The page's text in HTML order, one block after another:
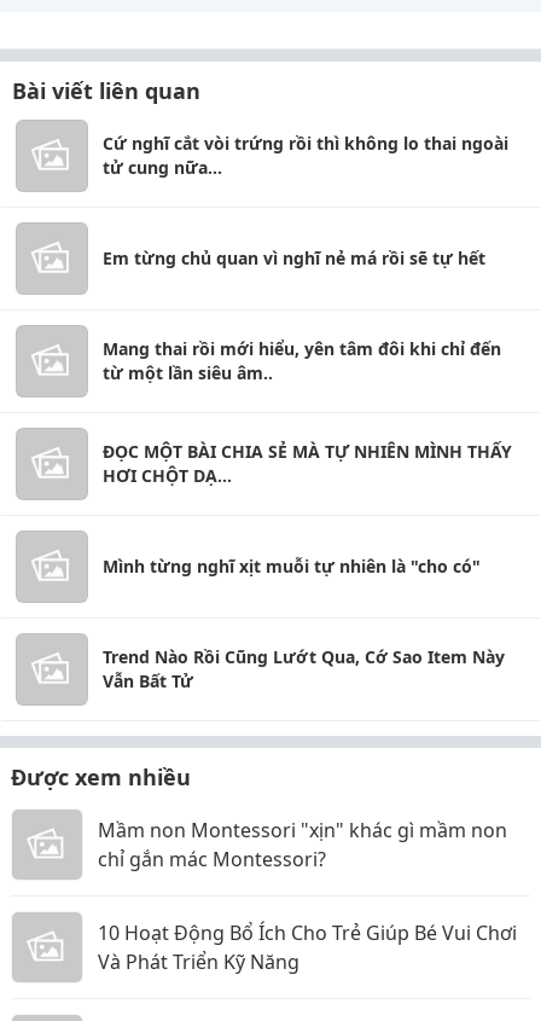
Bài viết liên quan
Cứ nghĩ cắt vòi trứng rồi thì không lo thai ngoài
tử cung nữa...
Em từng chủ quan vì nghĩ nẻ má rồi sẽ tự hết
Mang thai rồi mới hiểu, yên tâm đôi khi chỉ đến
từ một lần siêu âm..
ĐỌC MỘT BÀI CHIA SẺ MÀ TỰ NHIÊN MÌNH THẤY
HƠI CHỘT DẠ...
Mình từng nghĩ xịt muỗi tự nhiên là "cho có"
Trend Nào Rồi Cũng Lướt Qua, Cớ Sao Item Này
Vẫn Bất Tử
Được xem nhiều
Mầm non Montessori "xịn" khác gì mầm non
chỉ gắn mác Montessori?
10 Hoạt Động Bổ Ích Cho Trẻ Giúp Bé Vui Chơi
Và Phát Triển Kỹ Năng